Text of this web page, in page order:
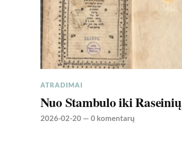
ATRADIMAI
Nuo Stambulo iki Raseinių
2026-02-20— 0 komentarų